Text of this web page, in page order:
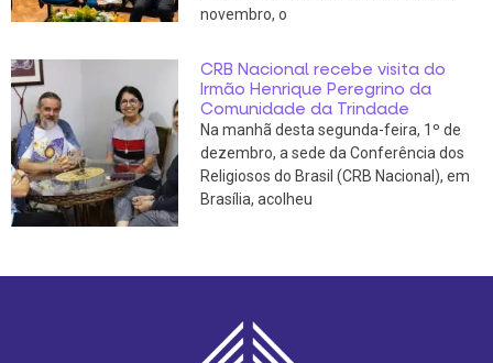
novembro, o
CRB Nacional recebe visita do
Irmão Henrique Peregrino da
Comunidade da Trindade
Na manhã desta segunda-feira, 1º de
dezembro, a sede da Conferência dos
Religiosos do Brasil (CRB Nacional), em
Brasília, acolheu